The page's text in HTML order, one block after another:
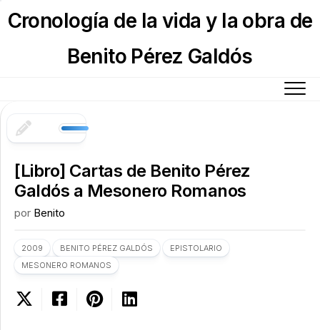
toCronología de la vida y la obra de
Benito Pérez Galdós
[Libro] Cartas de Benito Pérez
Galdós a Mesonero Romanos
por Benito
2009 BENITO PÉREZ GALDÓS
EPISTOLARIO
MESONERO ROMANOS